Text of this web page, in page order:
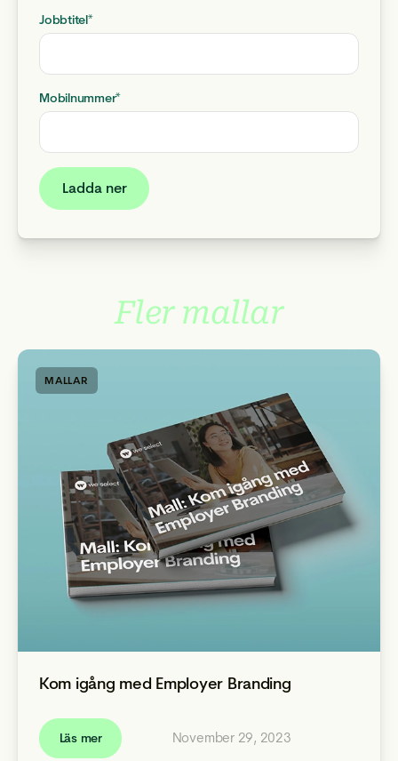
Jobbtitel*
Mobilnummer*
Fler mallar
MALLAR
Kom igång med Employer Branding
Läs mer November 29, 2023